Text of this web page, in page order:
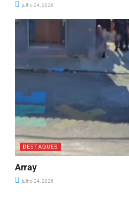
julho 24, 2026
DESTAQUES
Array
julho 24, 2026